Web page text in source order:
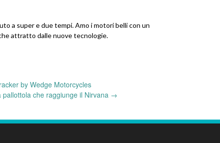
a super e due tempi. Amo i motori belli con un
attratto dalle nuove tecnologie.
by Wedge Motorcycles
che raggiunge il Nirvana →